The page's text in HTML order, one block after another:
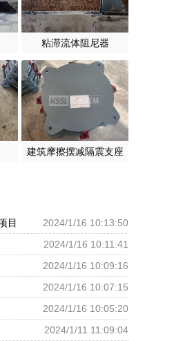
粘滞流体阻尼器
建筑摩擦摆减隔震支座
目
2024/1/16 10:13:50
2024/1/16 10:11:41
2024/1/16 10:09:16
2024/1/16 10:07:15
2024/1/16 10:05:20
2024/1/11 11:09:04